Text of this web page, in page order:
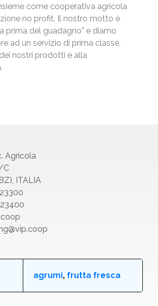
come cooperativa agricola
no profit. Il nostro motto è
prima del guadagno” e diamo
ad un servizio di prima classe,
nostri prodotti e alla
Agricola
C
ITALIA
agrumi, frutta fresca